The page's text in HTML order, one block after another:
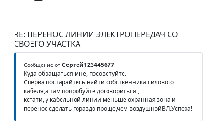
RE: ПЕРЕНОС ЛИНИИ ЭЛЕКТРОПЕРЕДАЧ СО
СВОЕГО УЧАСТКА
Сообщение от Сергей123445677
Куда обращаться мне, посоветуйте.
Сперва постарайтесь найти собственника силового
кабеля,а там попробуйте договориться ,
кстати, у кабельной линии меньше охранная зона и
перенос сделать гораздо проще,чем воздушнойВЛ.Успеха!